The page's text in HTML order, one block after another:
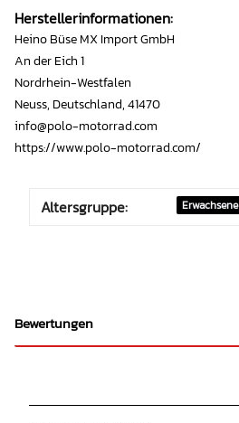
Herstellerinformationen:
Heino Büse MX Import GmbH
An der Eich 1
Nordrhein-Westfalen
Neuss, Deutschland, 41470
info@polo-motorrad.com
https://www.polo-motorrad.com/
Altersgruppe: Erwachsene
Bewertungen